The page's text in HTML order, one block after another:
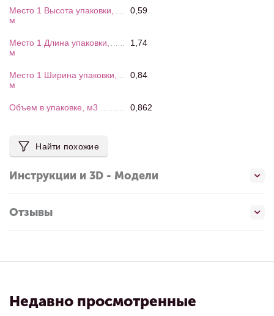
Место 1 Высота упаковки,
м
0,59
Место 1 Длина упаковки,
м
1,74
Место 1 Ширина упаковки,
м
0,84
Объем в упаковке, м3 0,862
Найти похожие
Инструкции и 3D - Модели
Отзывы
Недавно просмотренные